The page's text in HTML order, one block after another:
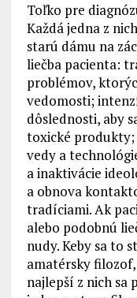
Toľko pre
Každá jedna z
starú dámu na
liečba pacienta:
problémov,
vedomosti;
dôslednosti, aby
toxické
vedy a
a inaktivácie
a obnova
tradíciami. Ak
alebo podobnú
nudy. Keby sa to
amatérsky
najlepší z nich sa